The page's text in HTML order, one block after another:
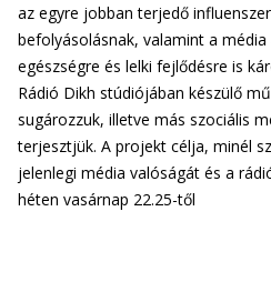
az egyre jobban terjedő
befolyásolásnak, valamint a
egészségre és lelki fejlődésre is
Rádió Dikh stúdiójában készülő
sugározzuk, illetve más szociális
terjesztjük. A projekt célja, minél
jelenlegi média valóságát és a
héten vasárnap 22.25-től